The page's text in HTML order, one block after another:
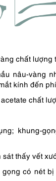
chất lượng
nâu-vàng
kính đến
chất
khung-
thấy vết
có nét